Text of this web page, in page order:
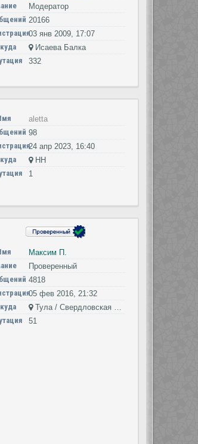
Модератор
20166
03 янв 2009, 17:07
Исаева Балка
332
aletta
98
24 апр 2023, 16:40
НН
1
Максим П.
Проверенный
4818
05 фев 2016, 21:32
Тула / Свердловская область
51